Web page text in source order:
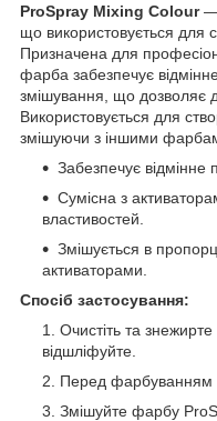
ProSpray Mixing Colour—
що використовується для
Призначена для
фарба забезпечує
змішування, що дозволяє
Використовується для
змішуючи з іншими
Забезпечує відмінне
Сумісна з
властивостей.
Змішується в
активаторами.
Спосіб застосування:
Очистіть та
відшліфуйте.
Перед фарбуванням
Змішуйте фарбу